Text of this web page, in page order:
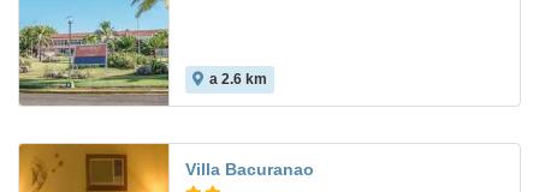
a 2.6 km
Villa Bacuranao